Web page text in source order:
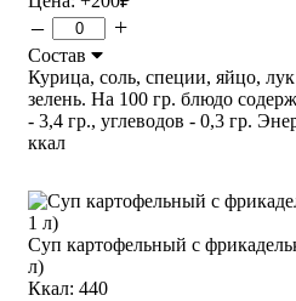
– +
Состав
Курица, соль, специи, яйцо,
зелень. На 100 гр. блюдо
- 3,4 гр., углеводов - 0,3 гр.
ккал
Суп картофельный с
л)
Ккал: 440